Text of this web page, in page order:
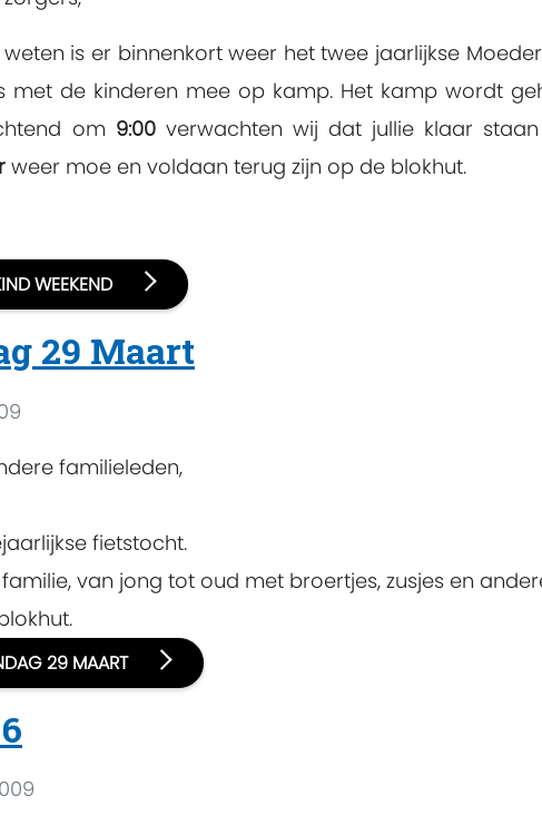
is er binnenkort weer het twee jaarlijkse
met de kinderen mee op kamp. Het kamp wordt
om 9:00verwachten wij dat jullie klaar
weer moe en voldaan terug zijn op de blokhut.
WEEKEND
29 Maart
familieleden,
fietstocht.
van jong tot oud met broertjes, zusjes en
29 MAART